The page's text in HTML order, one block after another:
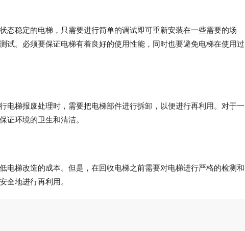
态稳定的电梯，只需要进行简单的调试即可重新安装在一些需要的场
试。必须要保证电梯有着良好的使用性能，同时也要避免电梯在使用过
电梯报废处理时，需要把电梯部件进行拆卸，以便进行再利用。对于一
证环境的卫生和清洁。
电梯改造的成本。但是，在回收电梯之前需要对电梯进行严格的检测和
全地进行再利用。